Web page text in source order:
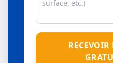
RECEVOIR